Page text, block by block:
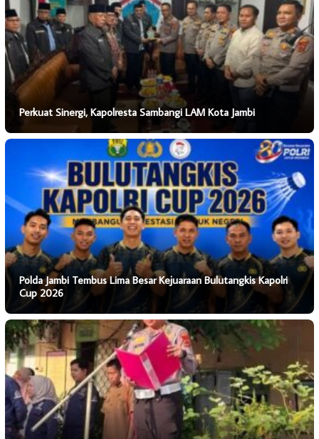
Perkuat Sinergi, Kapolresta Sambangi LAM Kota Jambi
Polda Jambi Tembus Lima Besar Kejuaraan Bulutangkis Kapolri
Cup 2026